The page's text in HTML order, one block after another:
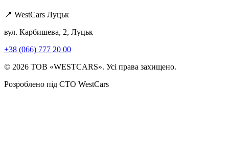
📍 WestCars Луцьк
вул. Карбишева, 2, Луцьк
+38 (066) 777 20 00
© 2026 ТОВ «WESTCARS». Усі права захищено.
Розроблено під СТО WestCars